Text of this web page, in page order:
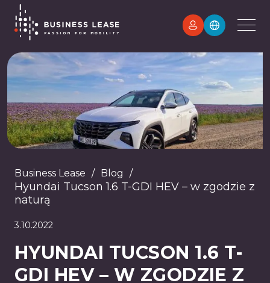
Business Lease / Blog /
Hyundai Tucson 1.6 T-GDI HEV – w zgodzie z
naturą
3.10.2022
HYUNDAI TUCSON 1.6 T-
GDI HEV – W ZGODZIE Z